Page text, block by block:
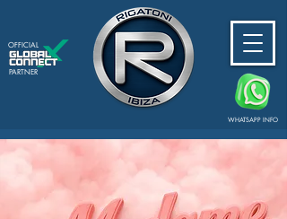
PARTNER
OFFICIAL
WHATSAPP INFO